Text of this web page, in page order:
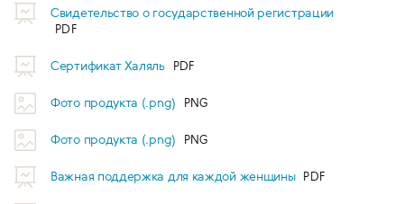
Свидетельство о государственной регистрации
Сертификат Халяль
Фото продукта (.png)
Фото продукта (.png)
Важная поддержка для каждой женщины